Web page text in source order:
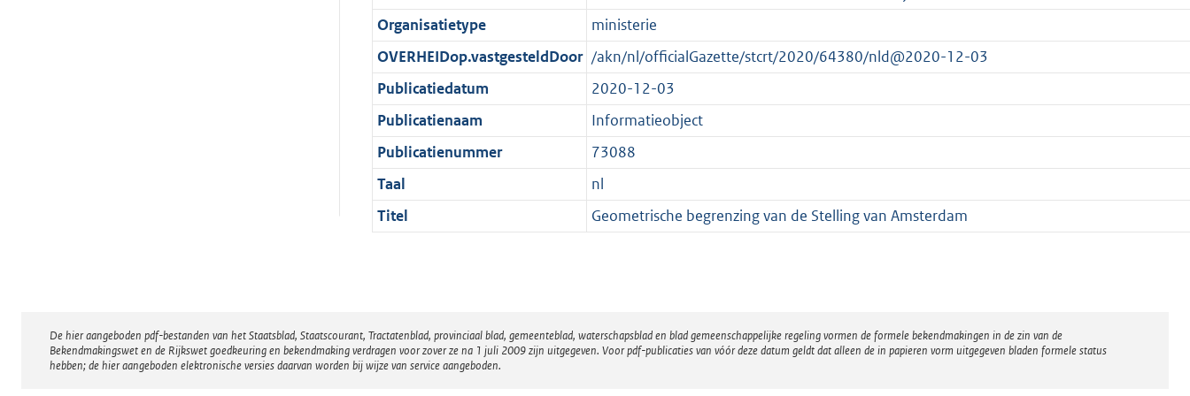
r
m
a
a
t
o
r
m
a
a
t
1
K
Organisatietype
ministerie
OVERHEIDop.vastgesteldDoor /akn/nl/officialGazette/stcrt/2020/64380/nld@2020-12-03
Publicatiedatum
2020-12-03
Publicatienaam
Informatieobject
Publicatienummer
73088
Taal
nl
Titel
Geometrische begrenzing van de Stelling van Amsterdam
Disclaimer
De hier aangeboden pdf-bestanden van het Staatsblad, Staatscourant, Tractatenblad, provinciaal blad, gemeenteblad, waterschapsblad en blad gemeenschappelijke regeling vormen de formele bekendmakingen in de zin van de
Bekendmakingswet en de Rijkswet goedkeuring en bekendmaking verdragen voor zover ze na 1 juli 2009 zijn uitgegeven. Voor pdf-publicaties van vóór deze datum geldt dat alleen de in papieren vorm uitgegeven bladen formele status
hebben; de hier aangeboden elektronische versies daarvan worden bij wijze van service aangeboden.